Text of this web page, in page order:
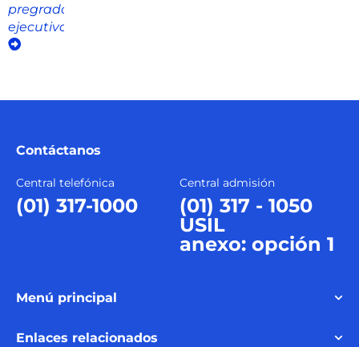
pregrado
ejecutivo
Contáctanos
Central telefónica
(01) 317-1000
Central admisión
(01) 317 - 1050
USIL
anexo: opción 1
Menú principal
Enlaces relacionados